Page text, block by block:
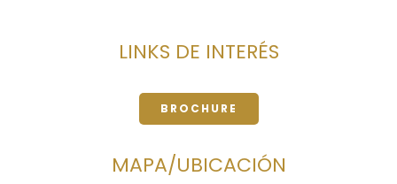
LINKS DE INTERÉS
BROCHURE
MAPA/UBICACIÓN